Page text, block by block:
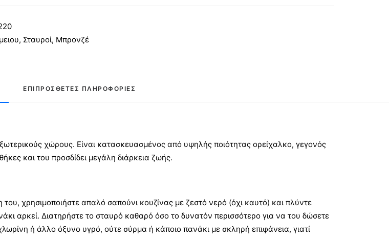
, Σταυροί, Μπρονζέ
ΕΠΙΠΡΌΣΘΕΤΕΣ ΠΛΗΡΟΦΟΡΊΕΣ
χώρους. Είναι κατασκευασμένος από υψηλής ποιότητας ορείχαλκο, γεγονός
και του προσδίδει μεγάλη διάρκεια ζωής.
χρησιμοποιήστε απαλό σαπούνι κουζίνας με ζεστό νερό (όχι καυτό) και πλύντε
αρκεί. Διατηρήστε το σταυρό καθαρό όσο το δυνατόν περισσότερο για να του δώσετε
ή άλλο όξυνο υγρό, ούτε σύρμα ή κάποιο πανάκι με σκληρή επιφάνεια, γιατί